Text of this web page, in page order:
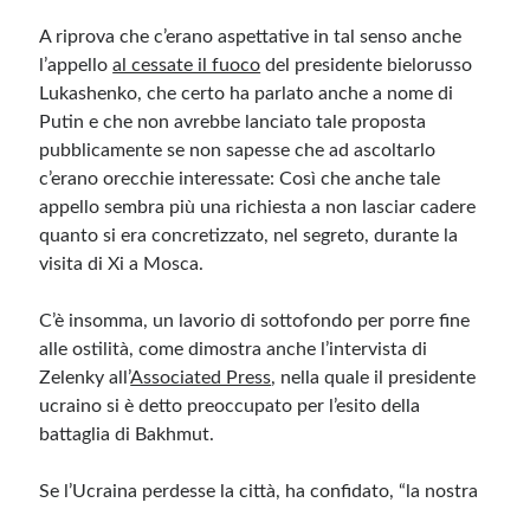
A riprova che c’erano aspettative in tal senso anche
l’appelloal cessate il fuoco del presidente bielorusso
Lukashenko, che certo ha parlato anche a nome di
Putin e che non avrebbe lanciato tale proposta
pubblicamente se non sapesse che ad ascoltarlo
c’erano orecchie interessate: Così che anche tale
appello sembra più una richiesta a non lasciar cadere
quanto si era concretizzato, nel segreto, durante la
visita di Xi a Mosca.
C’è insomma, un lavorio di sottofondo per porre fine
alle ostilità, come dimostra anche l’intervista di
Zelenky all’Associated Press, nella quale il presidente
ucraino si è detto preoccupato per l’esito della
battaglia di Bakhmut.
Se l’Ucraina perdesse la città, ha confidato, “la nostra